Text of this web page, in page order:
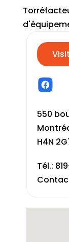
550
H4N
Tél.: